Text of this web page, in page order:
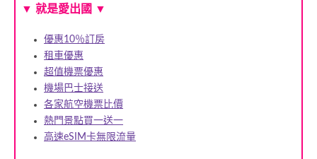
▼ 就是愛出國 ▼
優惠10％訂房
租車優惠
超值機票優惠
機場巴士接送
各家航空機票比價
熱門景點買一送一
高速eSIM卡無限流量